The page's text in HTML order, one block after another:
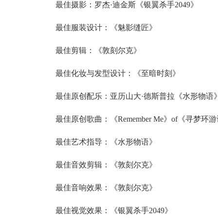
最佳摄影：罗杰·迪金斯《银翼杀手2049》
最佳服装设计：《魅影缝匠》
最佳剪辑：《敦刻尔克》
最佳化妆与发型设计：《至暗时刻》
最佳原创配乐：亚历山大·德斯普拉《水形物语》
最佳原创歌曲：《Remember Me》of《寻梦环游
最佳艺术指导：《水形物语》
最佳音效剪辑：《敦刻尔克》
最佳音响效果：《敦刻尔克》
最佳视觉效果：《银翼杀手2049》